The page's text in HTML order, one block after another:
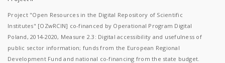
Project "Open Resources in the Digital Repository of Scientific
Institutes" [OZwRCIN] co-financed by Operational Program Digital
Poland, 2014-2020, Measure 2.3: Digital accessibility and usefulness of
public sector information; funds from the European Regional
Development Fund and national co-financing from the state budget.